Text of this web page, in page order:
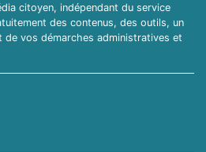
citoyen, indépendant du service
des contenus, des outils, un
de vos démarches administratives et